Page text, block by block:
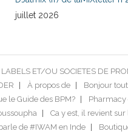
juillet 2026
LABELS ET/OU SOCIETES DE
À propos de
Bonjour
le Guide des BPM?
Pharmacy
Ca y est, il revient sur
de #IWAM en Inde